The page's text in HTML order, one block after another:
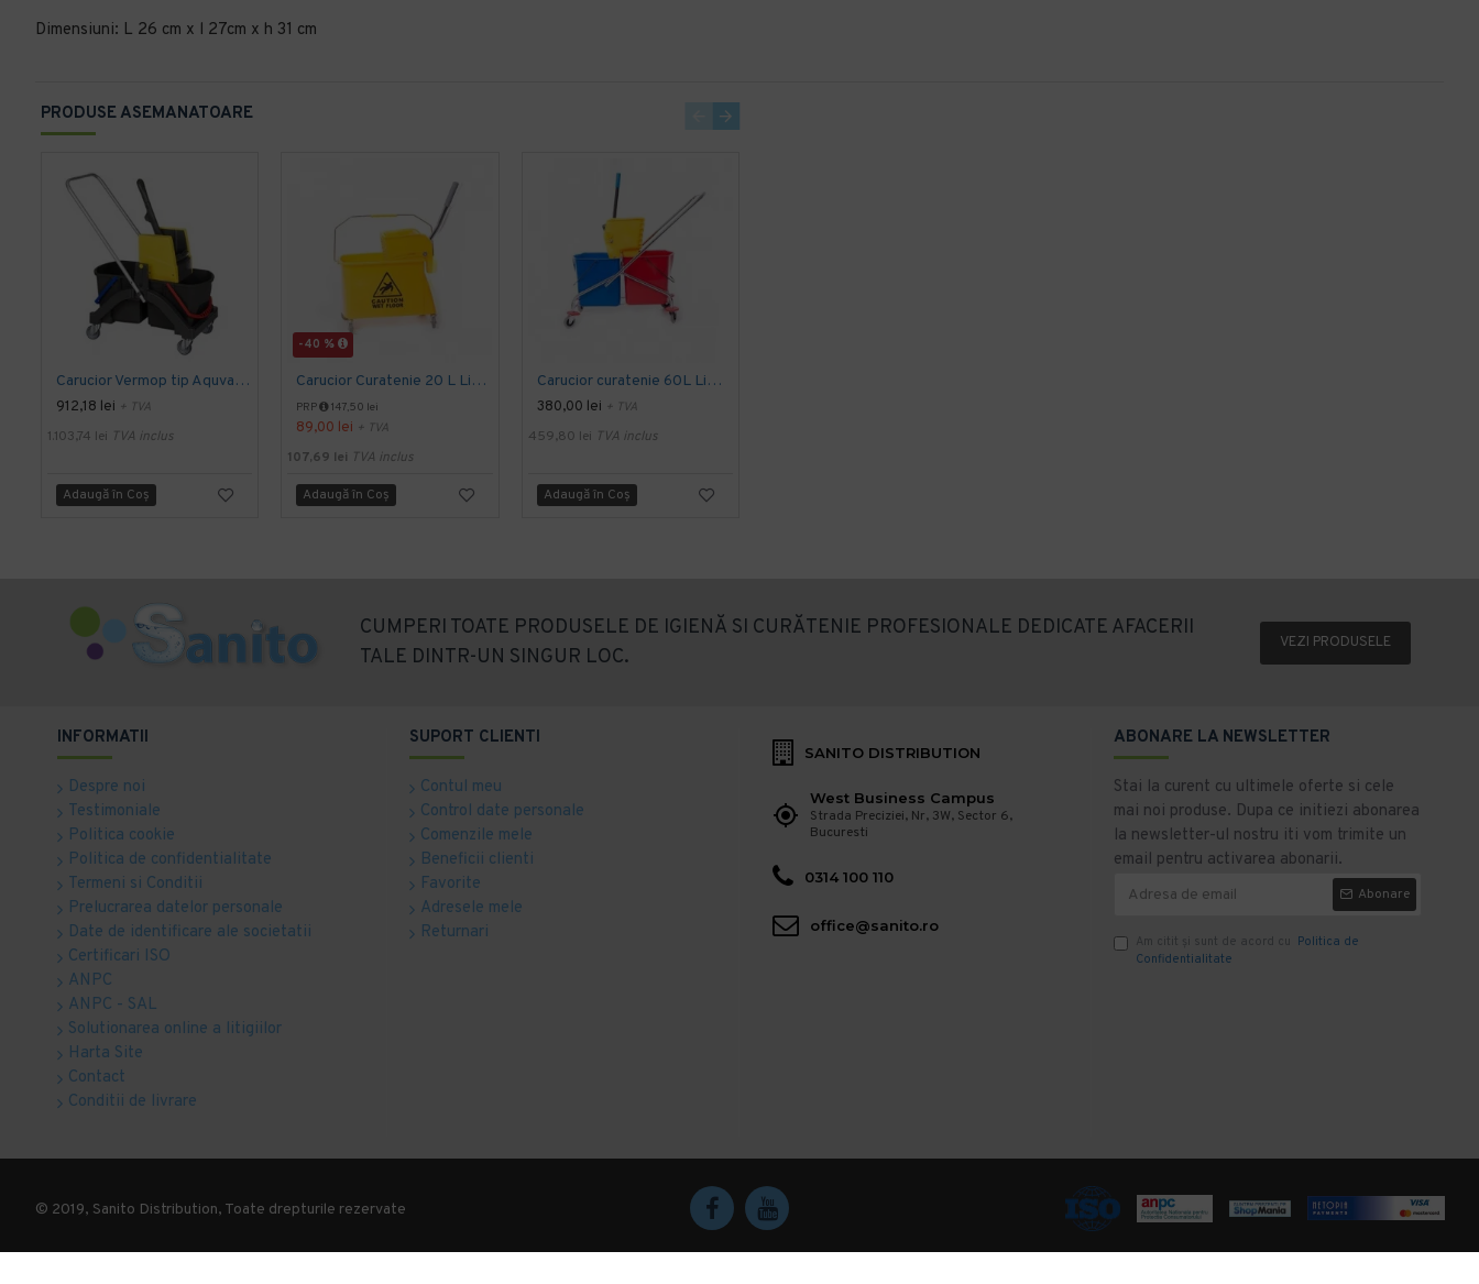
PRODUSE ASEMANATOARE
Carucior Vermop tip Aquva, 2*17L cu storcator
912,18 lei + TVA
1.103,74 lei TVA inclus
Adaugă în Coş
-40 %
Carucior Curatenie 20 L Limpio, 3.0 kg, 46x27x29cm
PRP 147,50 lei
89,00 lei + TVA
107,69 lei TVA inclus
Adaugă în Coş
Carucior curatenie 60L Limpio
380,00 lei + TVA
459,80 lei TVA inclus
Adaugă în Coş
Dimensiuni: L 26 cm x l 27cm x h 31 cm
CUMPERI TOATE PRODUSELE DE IGIENĂ SI CURĂTENIE PROFESIONALE DEDICATE AFACERII
TALE DINTR-UN SINGUR LOC.
VEZI PRODUSELE
INFORMATII
Despre noi
Testimoniale
Politica cookie
Politica de confidentialitate
Termeni si Conditii
Prelucrarea datelor personale
Date de identificare ale societatii
Certificari ISO
ANPC
ANPC - SAL
Solutionarea online a litigiilor
Harta Site
Contact
Conditii de livrare
SUPORT CLIENTI
Contul meu
Control date personale
Comenzile mele
Beneficii clienti
Favorite
Adresele mele
Returnari
SANITO DISTRIBUTION
West Business Campus
Strada Preciziei, Nr, 3W, Sector 6,
Bucuresti
0314 100 110
office@sanito.ro
ABONARE LA NEWSLETTER
Stai la curent cu ultimele oferte si cele
mai noi produse. Dupa ce initiezi abonarea
la newsletter-ul nostru iti vom trimite un
email pentru activarea abonarii.
Abonare
Am citit şi sunt de acord cu Politica de
Confidentialitate
© 2019, Sanito Distribution, Toate drepturile rezervate